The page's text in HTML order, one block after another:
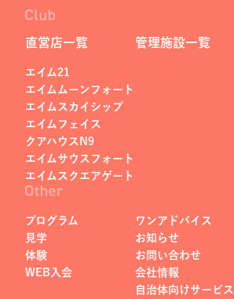
直営店一覧
エイム21
エイムムーンフォート
エイムスカイシップ
エイムフェイス
クアハウスN9
エイムサウスフォート
エイムスクエアゲート
管理施設一覧
プログラム
見学
体験
WEB入会
ワンアドバイス
お知らせ
お問い合わせ
会社情報
自治体向けサービス